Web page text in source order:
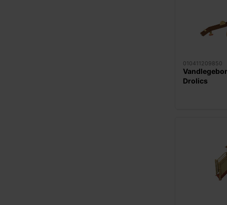
010411209850
Drolics